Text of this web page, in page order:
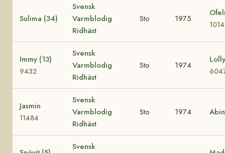
Sulima (34)
Svensk
Varmblodig
Ridhäst
Sto 1975
Immy (13)
9432
Svensk
Varmblodig
Ridhäst
Sto 1974
Jasmin
11484
Svensk
Varmblodig
Ridhäst
Sto 1974
Svensk